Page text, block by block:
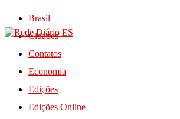
Brasil
Cidades
Contatos
Economia
Edições
Edições Online